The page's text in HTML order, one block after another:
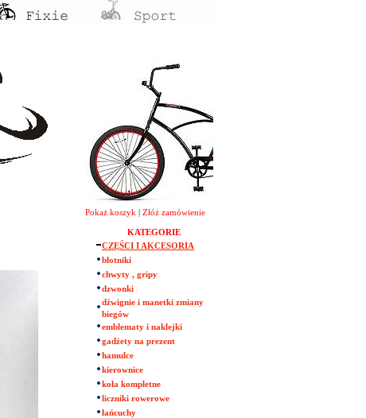
Pokaż koszyk Złóż zamówienie
KATEGORIE
CZĘŚCI I AKCESORIA
błotniki
chwyty , gripy
dzwonki
dźwignie i manetki zmiany
biegów
emblematy i naklejki
gadżety na prezent
hamulce
kierownice
koła kompletne
liczniki rowerowe
łańcuchy